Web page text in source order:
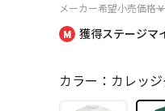
獲得ステージマ
メーカー希望小売価格
カラー：カレッ